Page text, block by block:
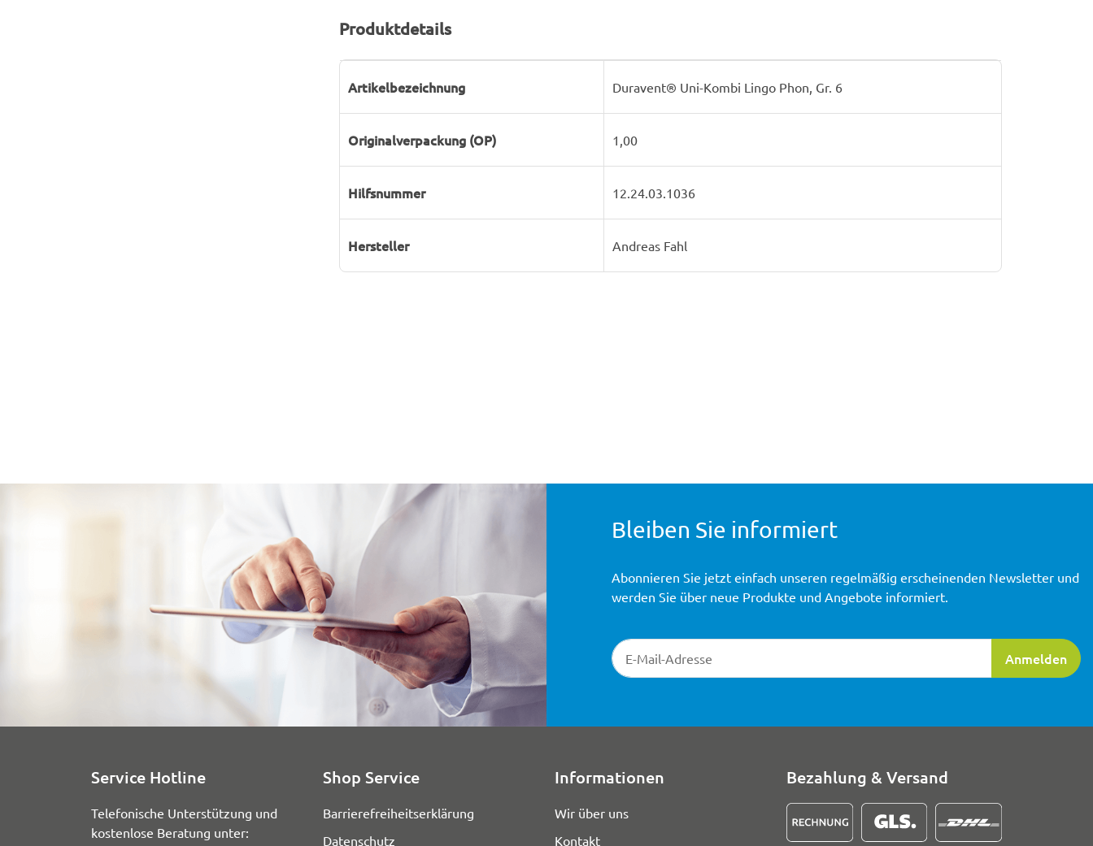
Produktdetails
Artikelbezeichnung Duravent® Uni-Kombi Lingo Phon, Gr. 6
Originalverpackung (OP) 1,00
Hilfsnummer 12.24.03.1036
Hersteller Andreas Fahl
Bleiben Sie informiert
Newsletter-Registrierung
Anmelden
Abonnieren Sie jetzt einfach unseren regelmäßig erscheinenden Newsletter und
werden Sie über neue Produkte und Angebote informiert.
Service Hotline
Telefonische Unterstützung und
kostenlose Beratung unter:
Shop Service
Barrierefreiheitserklärung
Datenschutz
Informationen
Wir über uns
Kontakt
Bezahlung & Versand